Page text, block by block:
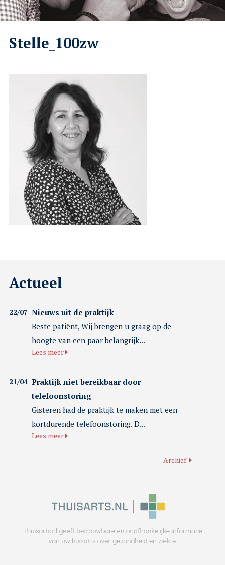
Stelle_100zw
Actueel
22/07 Nieuws uit de praktijk
Beste patiënt, Wij brengen u graag op de
hoogte van een paar belangrijk...
Lees meer
21/04 Praktijk niet bereikbaar door
telefoonstoring
Gisteren had de praktijk te maken met een
kortdurende telefoonstoring. D...
Lees meer
Archief